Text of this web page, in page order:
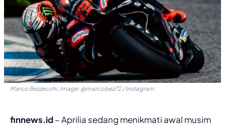
Marco Bezzecchi, Image: @marcobez72 / Instagram
finnews.id– Aprilia sedang menikmati awal musim